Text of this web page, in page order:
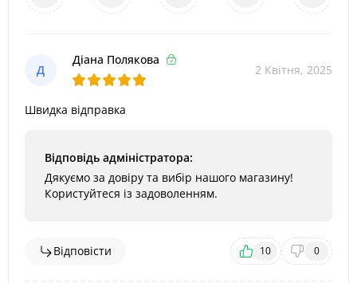
Д
Діана Полякова
2 Квітня, 2025
Швидка відправка
Відповідь адміністратора:
Дякуємо за довіру та вибір нашого магазину!
Користуйтеся із задоволенням.
Відповісти 10 0